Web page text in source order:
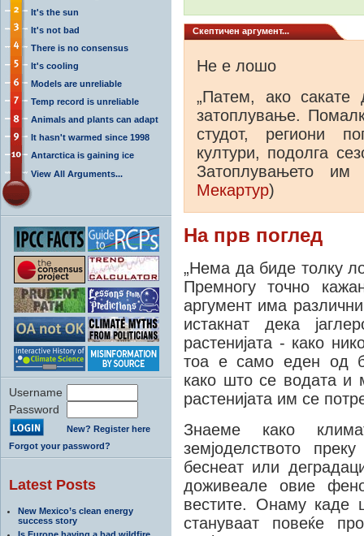
It's the sun
It's not bad
There is no consensus
It's cooling
Models are unreliable
Temp record is unreliable
Animals and plants can adapt
It hasn't warmed since 1998
Antarctica is gaining ice
View All Arguments...
Username
Password
New? Register here
Forgot your password?
Latest Posts
New Mexico’s clean energy
success story
Скептичен аргумент...
Не е лошо
„Патем, ако сакате
затоплување.
студот, региони
култури, подолга
Затоплувањето
Мекартур)
На прв поглед
„Нема да биде толку
Премногу точно
аргумент има
истакнат дека
растенијата - како
тоа е само еден од
како што се водата и
растенијата им се
Знаеме како
земјоделството
беснеат или
доживеале овие
вестите. Онаму каде
стануваат повеќе